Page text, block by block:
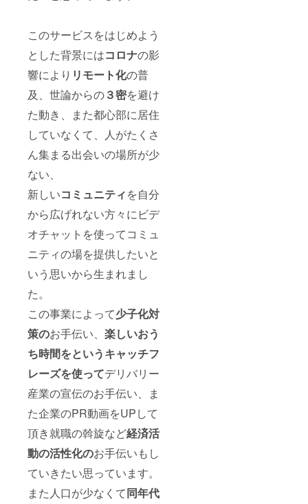
このサービスをはじめよう
とした背景にはコロナの影
響により リモート化の普
及、世論からの３密を避け
た動き、また都心部に居住
していなくて、人がたくさ
ん集まる出会いの場所が少
ない、
新しいコミュニティを自分
から広げれない方々にビデ
オチャットを使ってコミュ
ニティの場を提供したいと
いう思いから生まれまし
た。
この事業によって少子化対
策のお手伝い、 楽しいおう
ち時間をというキャッチフ
レーズを使ってデリバリー
産業の宣伝のお手伝い、ま
た企業のPR動画をUPして
頂き就職の斡旋など経済活
動の活性化のお手伝いもし
ていきたい思っています。
また人口が少なくて同年代